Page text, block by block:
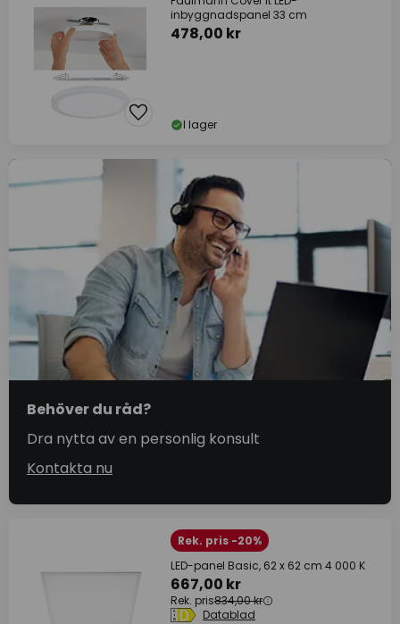
inbyggnadspanel 33 cm
478,00 kr
I lager
Behöver du råd?
Dra nytta av en personlig konsult
Kontakta nu
Rek. pris -20%
LED-panel Basic, 62 x 62 cm 4 000 K
667,00 kr
Rek. pris834,00 kr
Datablad